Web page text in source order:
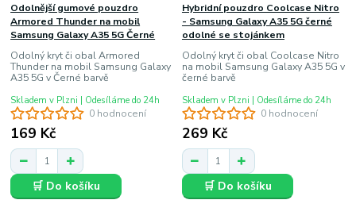
0 hodnocení
Odolnější gumové pouzdro
Armored Thunder na mobil
Samsung Galaxy A35 5G Černé
Odolný kryt či obal Armored
Thunder na mobil Samsung Galaxy
A35 5G v Černé barvě
169 Kč
Skladem v Plzni | Odesíláme do 24h
🛒 Do košíku
0 hodnocení
Hybridní pouzdro Coolcase Nitro
- Samsung Galaxy A35 5G černé
odolné se stojánkem
Odolný kryt či obal Coolcase Nitro
na mobil Samsung Galaxy A35 5G v
černé barvě
269 Kč
Skladem v Plzni | Odesíláme do 24h
🛒 Do košíku